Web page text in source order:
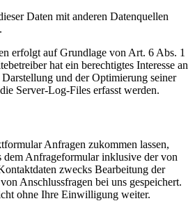
Daten mit anderen Datenquellen
erfolgt auf Grundlage von Art. 6 Abs. 1
hat ein berechtigtes Interesse an
und der Optimierung seiner
Server-Log-Files erfasst werden.
Anfragen zukommen lassen,
dem Anfrageformular inklusive der von
zwecks Bearbeitung der
Anschlussfragen bei uns gespeichert.
ohne Ihre Einwilligung weiter.